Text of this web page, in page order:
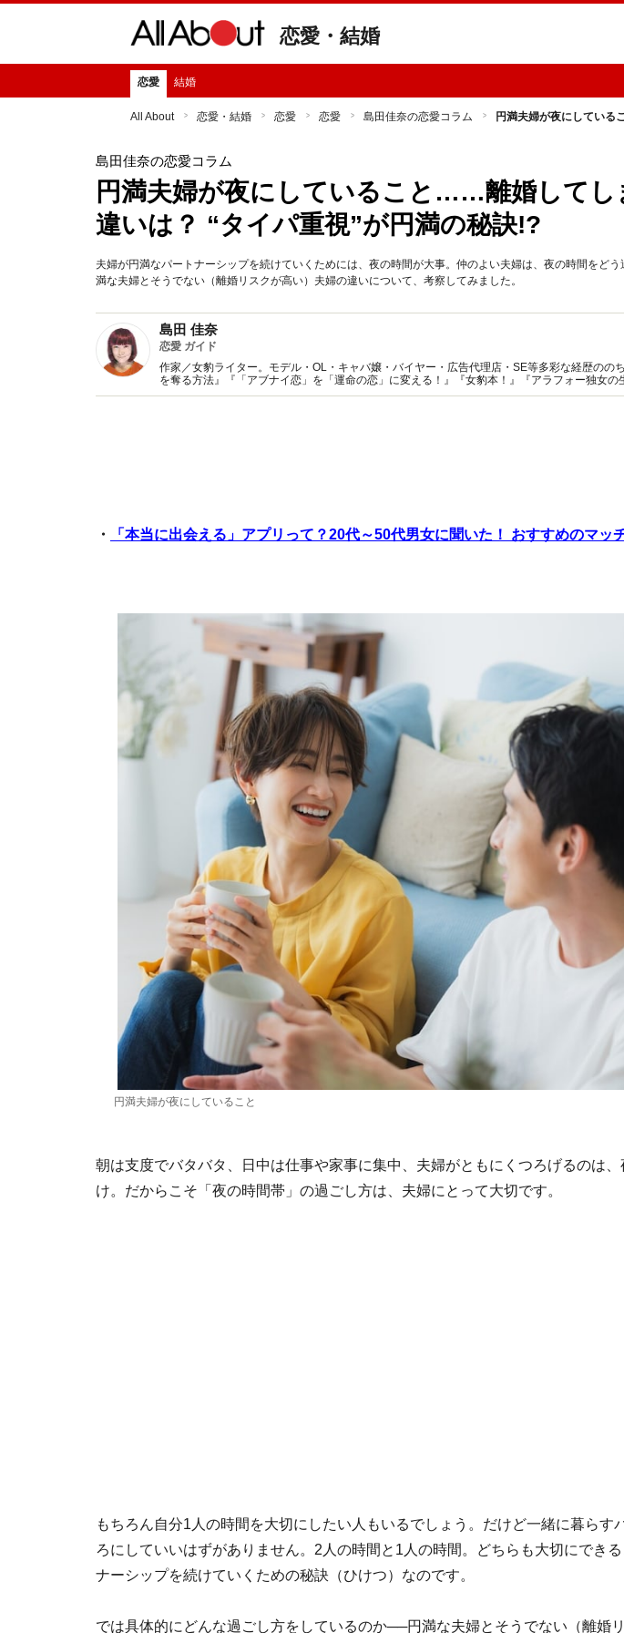
恋愛・結婚
恋愛 結婚
All About 恋愛・結婚 恋愛 恋愛 島田佳奈の恋愛コラム 円満夫婦が夜にしてい
島田佳奈の恋愛コラム
円満夫婦が夜にしていること……離婚してし
違いは？ “タイパ重視”が円満の秘訣!?
夫婦が円満なパートナーシップを続けていくためには、夜の時間が大事。仲のよい夫婦は、夜の時間をど
満な夫婦とそうでない（離婚リスクが高い）夫婦の違いについて、考察してみました。
島田 佳奈
恋愛 ガイド
作家／女豹ライター。モデル・OL・キャバ嬢・バイヤー・広告代理店・SE等多彩な経歴のの
を奪る方法』『「アブナイ恋」を「運命の恋」に変える！』『女豹本！』『アラフォー独女
雑誌、TV等メディアを問わず活動中。
・ 「本当に出会える」アプリって？20代～50代男女に聞いた！ おすすめのマッ
円満夫婦が夜にしていること
朝は支度でバタバタ、日中は仕事や家事に集中、夫婦がともにくつろげるのは
け。だからこそ「夜の時間帯」の過ごし方は、夫婦にとって大切です。
もちろん自分1人の時間を大切にしたい人もいるでしょう。だけど一緒に暮らす
ろにしていいはずがありません。2人の時間と1人の時間。どちらも大切にでき
ナーシップを続けていくための秘訣（ひけつ）なのです。
では具体的にどんな過ごし方をしているのか──円満な夫婦とそうでない（離婚